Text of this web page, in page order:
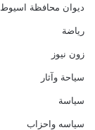
ديوان محافظة اسيوط
رياضة
زون نيوز
سياحة وآثار
سياسة
سياسه واحزاب